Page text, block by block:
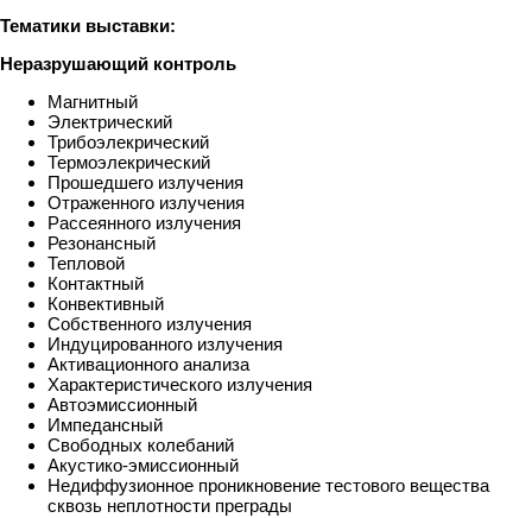
Тематики выставки:
Неразрушающий контроль
Магнитный
Электрический
Трибоэлекрический
Термоэлекрический
Прошедшего излучения
Отраженного излучения
Рассеянного излучения
Резонансный
Тепловой
Контактный
Конвективный
Собственного излучения
Индуцированного излучения
Активационного анализа
Характеристического излучения
Автоэмиссионный
Импедансный
Свободных колебаний
Акустико-эмиссионный
Недиффузионное проникновение тестового вещества
сквозь неплотности преграды